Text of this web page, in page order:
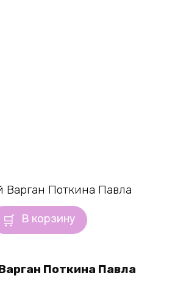
В корзину
Поткина Павла